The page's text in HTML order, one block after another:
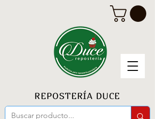
REPOSTERÍA DUCE